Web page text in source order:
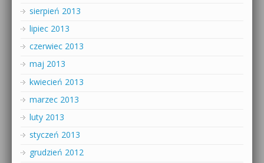
sierpień 2013
lipiec 2013
czerwiec 2013
maj 2013
kwiecień 2013
marzec 2013
luty 2013
styczeń 2013
grudzień 2012